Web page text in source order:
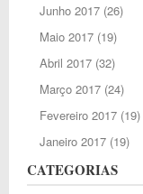
Junho 2017(26)
Maio 2017(19)
Abril 2017(32)
Março 2017(24)
Fevereiro 2017(19)
Janeiro 2017(19)
CATEGORIAS